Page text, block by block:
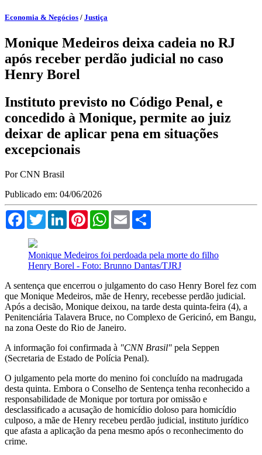
Economia & Negócios / Justiça
Monique Medeiros deixa cadeia no RJ
após receber perdão judicial no caso
Henry Borel
Instituto previsto no Código Penal, e
concedido à Monique, permite ao juiz
deixar de aplicar pena em situações
excepcionais
Por CNN Brasil
Publicado em: 04/06/2026
FacebookTwitterLinkedInPinterestWhatsApp
Email
Monique Medeiros foi perdoada pela morte do filho
Henry Borel - Foto: Brunno Dantas/TJRJ
A sentença que encerrou o julgamento do caso Henry Borel fez com
que Monique Medeiros, mãe de Henry, recebesse perdão judicial.
Após a decisão, Monique deixou, na tarde desta quinta-feira (4), a
Penitenciária Talavera Bruce, no Complexo de Gericinó, em Bangu,
na zona Oeste do Rio de Janeiro.
A informação foi confirmada à "CNN Brasil" pela Seppen
(Secretaria de Estado de Polícia Penal).
O julgamento pela morte do menino foi concluído na madrugada
desta quinta. Embora o Conselho de Sentença tenha reconhecido a
responsabilidade de Monique por tortura por omissão e
desclassificado a acusação de homicídio doloso para homicídio
culposo, a mãe de Henry recebeu perdão judicial, instituto jurídico
que afasta a aplicação da pena mesmo após o reconhecimento do
crime.